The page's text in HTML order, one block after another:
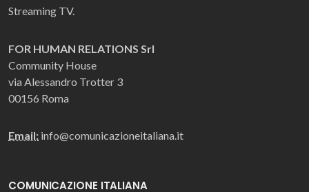
Streaming TV.
FOR HUMAN RELATIONS Srl
Community House
via Alessandro Trotter 3
00156 Roma
Email: info@comunicazioneitaliana.it
COMUNICAZIONE ITALIANA